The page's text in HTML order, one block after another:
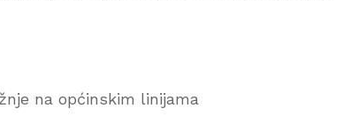
na općinskim linijama